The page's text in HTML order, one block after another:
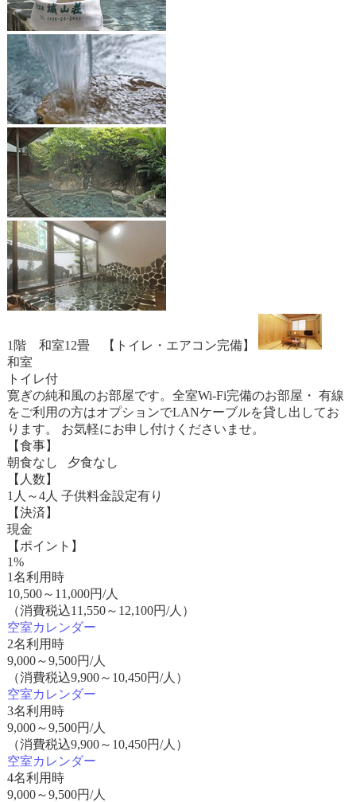
1階 和室12畳 【トイレ・エアコン完備】
和室
トイレ付
寛ぎの純和風のお部屋です。全室Wi-Fi完備のお部屋・ 有線
をご利用の方はオプションでLANケーブルを貸し出してお
ります。 お気軽にお申し付けくださいませ。
【食事】
朝食なし 夕食なし
【人数】
1人～4人 子供料金設定有り
【決済】
現金
【ポイント】
1%
1名利用時
10,500～ 11,000円/人
（消費税込11,550～12,100円/人）
空室カレンダー
2名利用時
9,000～9,500円/人
（消費税込9,900～10,450円/人）
空室カレンダー
3名利用時
9,000～9,500円/人
（消費税込9,900～10,450円/人）
空室カレンダー
4名利用時
9,000～9,500円/人